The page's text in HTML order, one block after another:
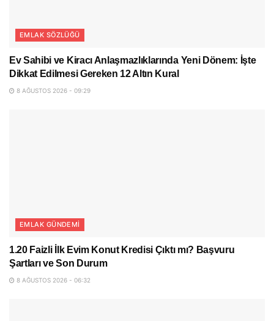
EMLAK SÖZLÜĞÜ
Ev Sahibi ve Kiracı Anlaşmazlıklarında Yeni Dönem: İşte
Dikkat Edilmesi Gereken 12 Altın Kural
8 AĞUSTOS 2026 - 09:29
EMLAK GÜNDEMI
1.20 Faizli İlk Evim Konut Kredisi Çıktı mı? Başvuru
Şartları ve Son Durum
8 AĞUSTOS 2026 - 06:32